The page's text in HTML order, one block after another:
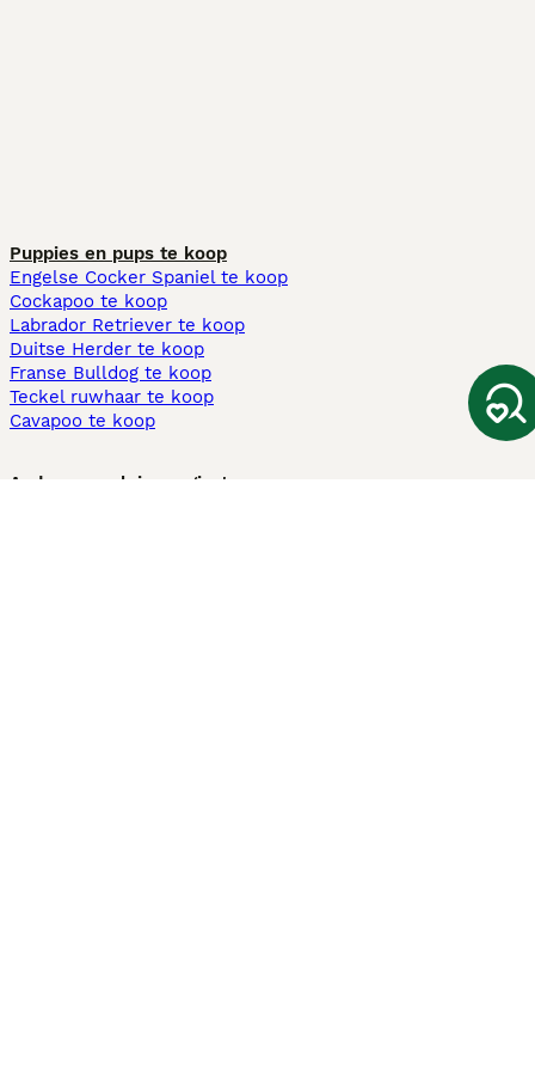
Puppies en pups te koop
Engelse Cocker Spaniel te koop
Cockapoo te koop
Labrador Retriever te koop
Duitse Herder te koop
Franse Bulldog te koop
Teckel ruwhaar te koop
Cavapoo te koop
Andere populaire pagina's